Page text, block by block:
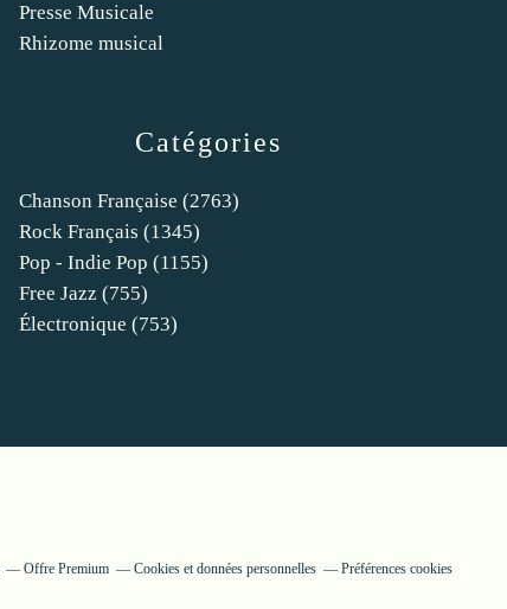
Catégories
Chanson Française (2763)
Rock Français (1345)
Pop - Indie Pop (1155)
Free Jazz (755)
Électronique (753)
Presse Musicale
Rhizome musical
Offre Premium Cookies et données personnelles Préférences cookies